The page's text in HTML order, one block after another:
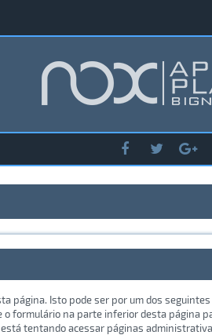
página. Isto pode ser por um dos
formulário na parte inferior desta página
tentando acessar páginas